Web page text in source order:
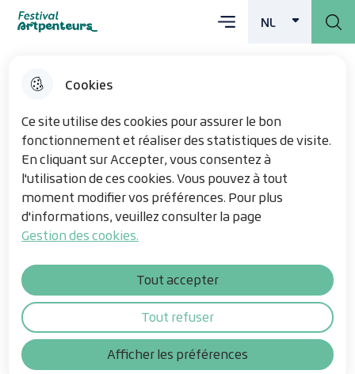
Cookies
Ce site utilise des cookies pour assurer le bon
fonctionnement et réaliser des statistiques de visite.
En cliquant sur Accepter, vous consentez à
l'utilisation de ces cookies. Vous pouvez à tout
moment modifier vos préférences. Pour plus
d'informations, veuillez consulter la page
Gestion des cookies.
Afficher les préférences
Tout accepter
Tout refuser
Skip
to
Overslaan en
naar de inhoud
Skip
to site
map
Festival Artpenteurs NL
DUTCH ACTIVE
Menu
Steun ons